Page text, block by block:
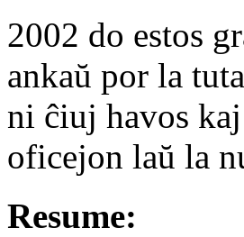
2002 do estos
ankaŭ por la
ni ĉiuj havos
oficejon laŭ la
Resume: